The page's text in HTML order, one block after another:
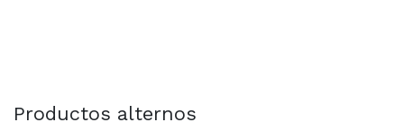
Productos alternos